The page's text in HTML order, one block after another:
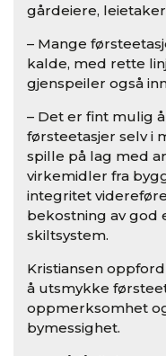
gårdeiere,
– Mange
kalde, med rette
gjenspeiler også
– Det er fint mulig
førsteetasjer selv i
spille på lag med
virkemidler fra
integritet
bekostning av god
skiltsystem.
Kristiansen
å utsmykke
oppmerksomhet
bymessighet.